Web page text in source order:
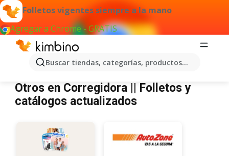
Folletos vigentes siempre a la mano
Agregar a Chrome - GRATIS
Buscar tiendas, categorías, productos...
Otros Corregidora
Otros en Corregidora || Folletos y
catálogos actualizados